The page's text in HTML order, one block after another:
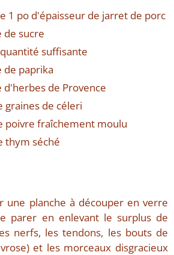
1 po d'épaisseur de jarret de porc
de sucre
suffisante
de paprika
d'herbes de Provence
graines de céleri
poivre fraîchement moulu
thym séché
une planche à découper en verre
parer en enlevant le surplus de
nerfs, les tendons, les bouts de
et les morceaux disgracieux